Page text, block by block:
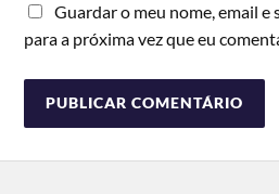
Guardar o meu nome, email e
para a próxima vez que eu